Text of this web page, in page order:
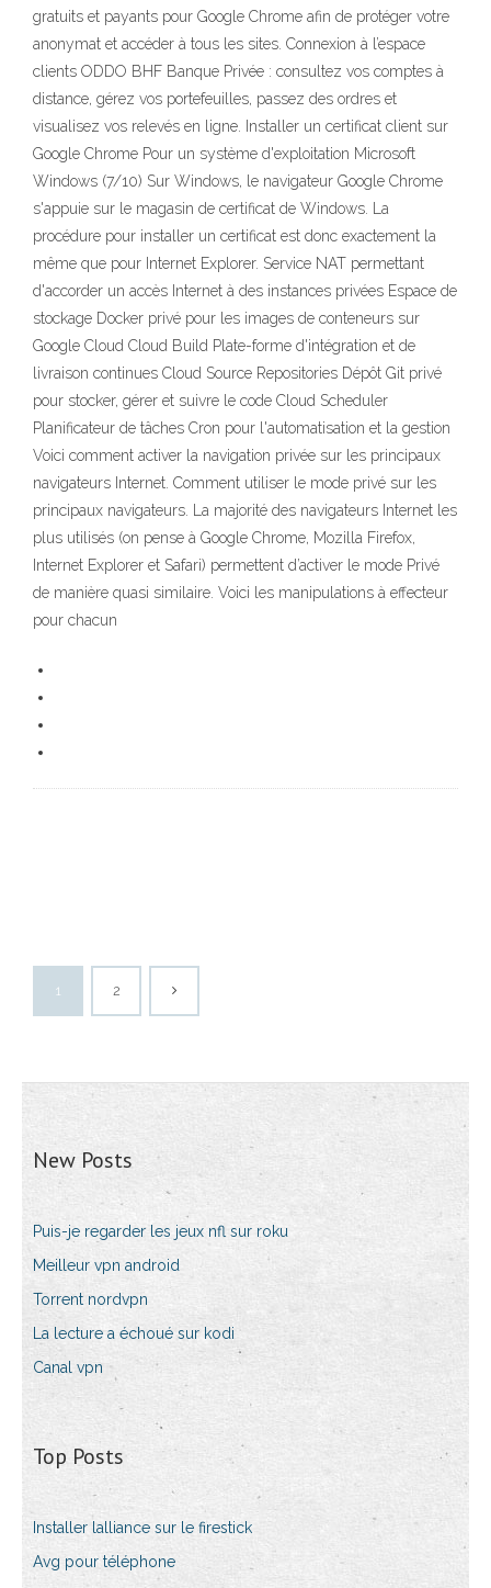
gratuits et payants pour Google Chrome afin de protéger votre
anonymat et accéder à tous les sites. Connexion à l’espace
clients ODDO BHF Banque Privée : consultez vos comptes à
distance, gérez vos portefeuilles, passez des ordres et
visualisez vos relevés en ligne. Installer un certificat client sur
Google Chrome Pour un système d'exploitation Microsoft
Windows (7/10) Sur Windows, le navigateur Google Chrome
s'appuie sur le magasin de certificat de Windows. La
procédure pour installer un certificat est donc exactement la
même que pour Internet Explorer. Service NAT permettant
d'accorder un accès Internet à des instances privées Espace de
stockage Docker privé pour les images de conteneurs sur
Google Cloud Cloud Build Plate-forme d'intégration et de
livraison continues Cloud Source Repositories Dépôt Git privé
pour stocker, gérer et suivre le code Cloud Scheduler
Planificateur de tâches Cron pour l'automatisation et la gestion
Voici comment activer la navigation privée sur les principaux
navigateurs Internet. Comment utiliser le mode privé sur les
principaux navigateurs. La majorité des navigateurs Internet les
plus utilisés (on pense à Google Chrome, Mozilla Firefox,
Internet Explorer et Safari) permettent d’activer le mode Privé
de manière quasi similaire. Voici les manipulations à effecteur
pour chacun
1 2
New Posts
Puis-je regarder les jeux nfl sur roku
Meilleur vpn android
Torrent nordvpn
La lecture a échoué sur kodi
Canal vpn
Top Posts
Installer lalliance sur le firestick
Avg pour téléphone